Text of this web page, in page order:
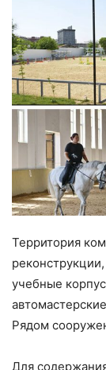
Территория
учебные
Рядом
Для